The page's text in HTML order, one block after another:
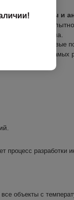
температуры и
и
прототипа.
контроля: тепловые
в самых
процесс разработки
все объекты с